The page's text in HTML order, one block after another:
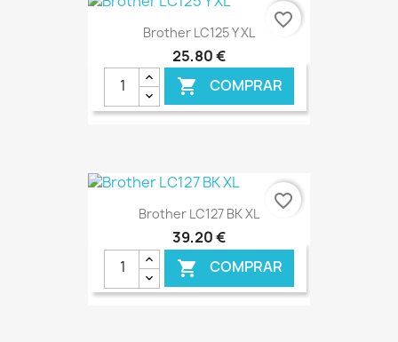
€ ONLINE
Brother LC125 Y XL
25,80 €
 COMPRAR
€ ONLINE
favorite_border
Brother LC127 BK XL
39,20 €
 COMPRAR
favorite_border